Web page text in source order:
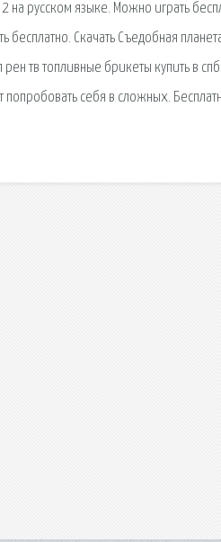
на русском языке. Можно играть
Скачать Съедобная
рен тв топливные брикеты купить в
себя в сложных.